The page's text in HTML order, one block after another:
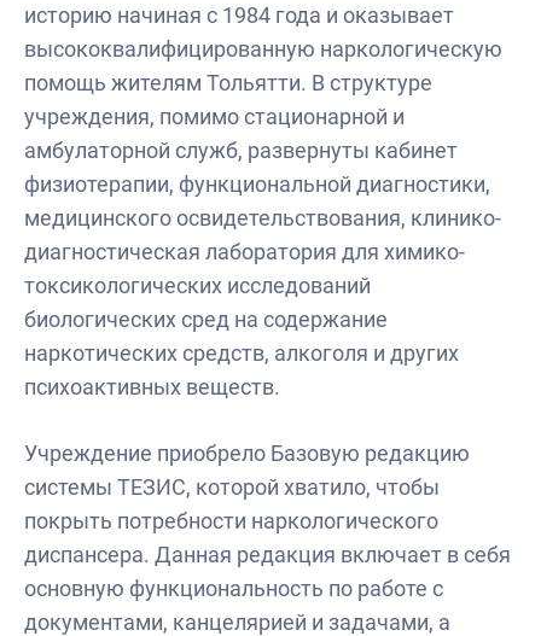
историю начиная с 1984 года и оказывает
высококвалифицированную наркологическую
помощь жителям Тольятти. В структуре
учреждения, помимо стационарной и
амбулаторной служб, развернуты кабинет
физиотерапии, функциональной диагностики,
медицинского освидетельствования, клинико-
диагностическая лаборатория для химико-
токсикологических исследований
биологических сред на содержание
наркотических средств, алкоголя и других
психоактивных веществ.
Учреждение приобрело Базовую редакцию
системы ТЕЗИС, которой хватило, чтобы
покрыть потребности наркологического
диспансера. Данная редакция включает в себя
основную функциональность по работе с
документами, канцелярией и задачами, а